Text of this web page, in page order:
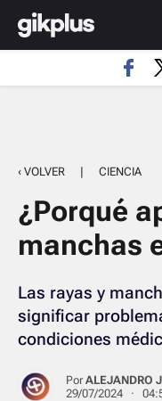
‹ VOLVER | CIENCIA
¿Porqué
manchas
Las rayas y
significar
condiciones
PorALEJANDRO
29/07/2024 ·